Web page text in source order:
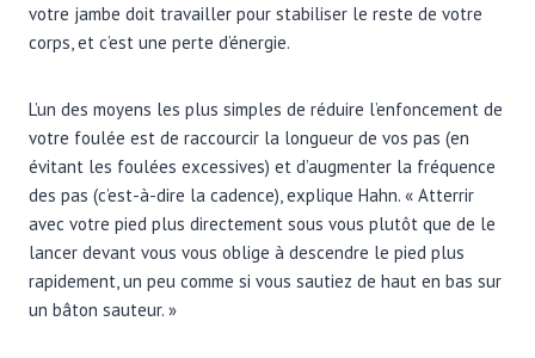
votre jambe doit travailler pour stabiliser le reste de votre
corps, et c’est une perte d’énergie.
L’un des moyens les plus simples de réduire l’enfoncement de
votre foulée est de raccourcir la longueur de vos pas (en
évitant les foulées excessives) et d’augmenter la fréquence
des pas (c’est-à-dire la cadence), explique Hahn. « Atterrir
avec votre pied plus directement sous vous plutôt que de le
lancer devant vous vous oblige à descendre le pied plus
rapidement, un peu comme si vous sautiez de haut en bas sur
un bâton sauteur. »